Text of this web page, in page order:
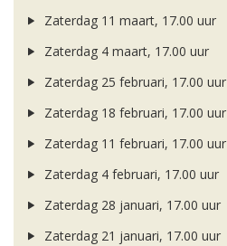
Zaterdag 11 maart, 17.00 uur
Zaterdag 4 maart, 17.00 uur
Zaterdag 25 februari, 17.00 uur
Zaterdag 18 februari, 17.00 uur
Zaterdag 11 februari, 17.00 uur
Zaterdag 4 februari, 17.00 uur
Zaterdag 28 januari, 17.00 uur
Zaterdag 21 januari, 17.00 uur